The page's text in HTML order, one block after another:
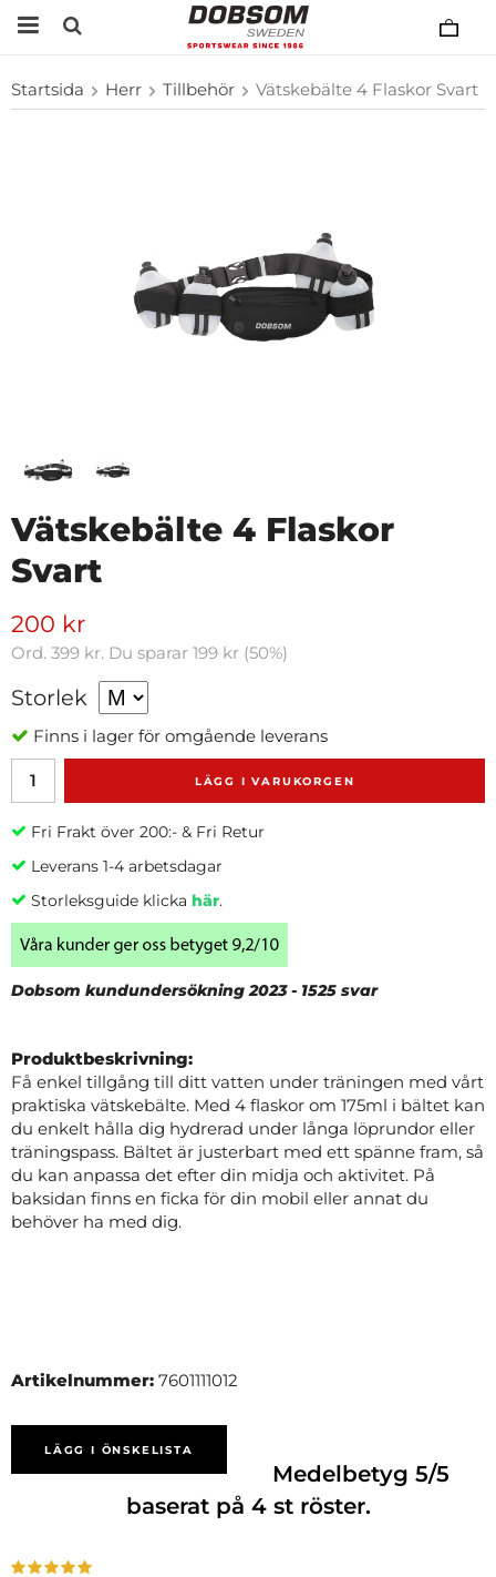
Startsida Herr Tillbehör Vätskebälte 4 Flaskor Svart
Vätskebälte 4 Flaskor
Svart
200 kr
Ord. 399 kr. Du sparar 199 kr (50%)
Storlek
Finns i lager för omgående leverans
LÄGG I VARUKORGEN
Fri Frakt över 200:- & Fri Retur
Leverans 1-4 arbetsdagar
Storleksguide klicka här.
Dobsom kundundersökning 2023 - 1525 svar
Produktbeskrivning:
Få enkel tillgång till ditt vatten under träningen med vårt
praktiska vätskebälte. Med 4 flaskor om 175ml i bältet kan
du enkelt hålla dig hydrerad under långa löprundor eller
träningspass. Bältet är justerbart med ett spänne fram, så
du kan anpassa det efter din midja och aktivitet. På
baksidan finns en ficka för din mobil eller annat du
behöver ha med dig.
Artikelnummer: 7601111012
LÄGG I ÖNSKELISTA
Medelbetyg5/5
baserat på 4st röster.